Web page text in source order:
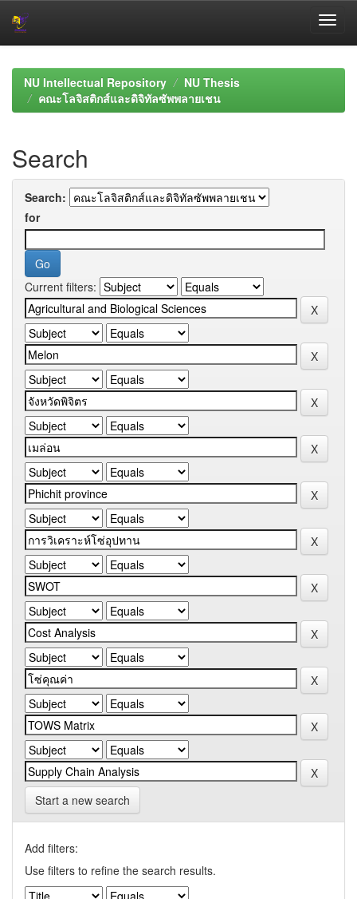
navigationNU Intellectual Repository
NU Thesis
คณะโลจิสติกส์และดิจิทัลซัพพลายเชน
Search
Search:
for
Current filters:
Start a new search
Add filters:
Use filters to refine the search results.